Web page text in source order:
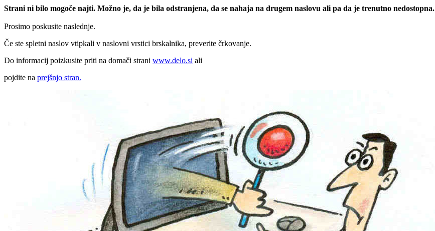
Strani ni bilo mogoče najti. Možno je, da je bila odstranjena, da se nahaja na drugem naslovu ali pa da je trenutno nedostopna.
Prosimo poskusite naslednje.
Če ste spletni naslov vtipkali v naslovni vrstici brskalnika, preverite črkovanje.
Do informacij poizkusite priti na domači strani www.delo.si ali
pojdite na prejšnjo stran.